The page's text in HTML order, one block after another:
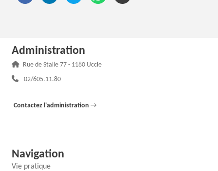
Administration
Adresse :
Rue de Stalle 77 - 1180 Uccle
Téléphone :
02/605.11.80
Contactez l'administration →
Navigation
Vie pratique